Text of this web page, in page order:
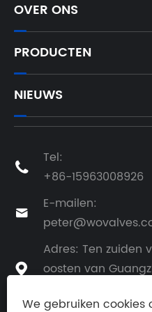
OVER ONS
PRODUCTEN
NIEUWS

Tel:
+86-15963008926

E-mailen:

Adres: Ten zuiden
oosten van
We gebruiken cookies